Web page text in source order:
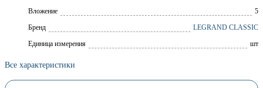
Вложение
5
Брeнд
LEGRAND CLASSIC
Единица измерения
шт
Все характеристики